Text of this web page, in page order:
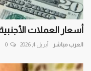
أسعار العملات
العرب مباشر أبريل 4, 2026 0